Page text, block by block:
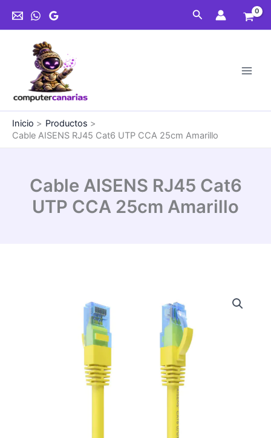
Buscar
Inicio
Productos
Cable AISENS RJ45 Cat6 UTP CCA 25cm Amarillo
Cable AISENS RJ45 Cat6
UTP CCA 25cm Amarillo
Cat6
UTP
25cm
Amarillo
cantidad